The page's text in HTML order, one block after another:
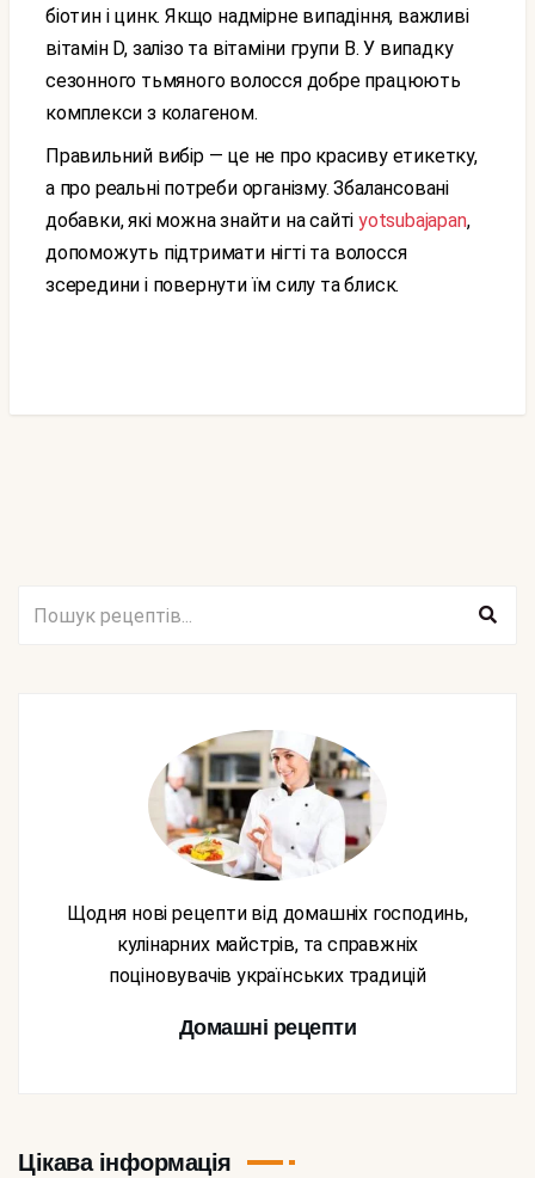
біотин і цинк. Якщо надмірне випадіння, важливі
вітамін D, залізо та вітаміни групи B. У випадку
сезонного тьмяного волосся добре працюють
комплекси з колагеном.
Правильний вибір — це не про красиву етикетку,
а про реальні потреби організму. Збалансовані
добавки, які можна знайти на сайтіyotsubajapan,
допоможуть підтримати нігті та волосся
зсередини і повернути їм силу та блиск.
Щодня нові рецепти від домашніх господинь,
кулінарних майстрів, та справжніх
поціновувачів українських традицій
Домашні рецепти
Цікава інформація